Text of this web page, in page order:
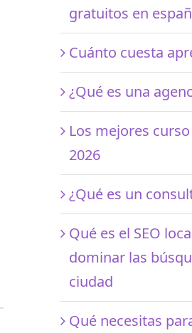
gratuitos en
Cuánto cuesta
¿Qué es una
Los mejores
2026
¿Qué es un
Qué es el SEO
dominar las
ciudad
Qué necesitas